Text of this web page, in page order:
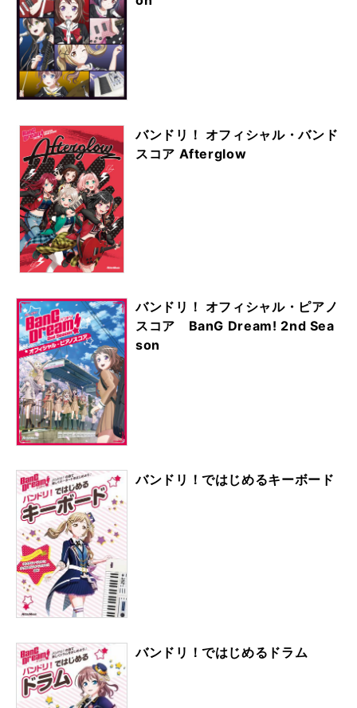
バンドリ！ オフィシャル・バンド
スコア Afterglow
バンドリ！ オフィシャル・ピアノ
スコア BanG Dream! 2nd Sea
son
バンドリ！ではじめるキーボード
バンドリ！ではじめるドラム